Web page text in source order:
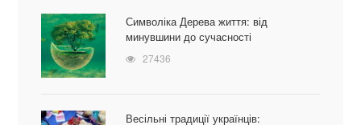
Символіка Дерева життя: від
минувшини до сучасності
27436
Весільні традиції українців: